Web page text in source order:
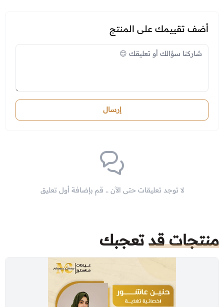
لا توجد تعليقات حتى الآن .. قم بإضافة أول تعليق
أضف تقييمك على المنتج
إرسال
منتجات قد تعجبك